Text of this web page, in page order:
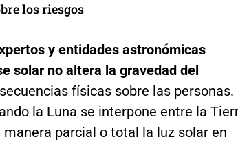
los riesgos
y entidades astronómicas
solar no altera la gravedad del
físicas sobre las personas.
la Luna se interpone entre la
manera parcial o total la luz solar en